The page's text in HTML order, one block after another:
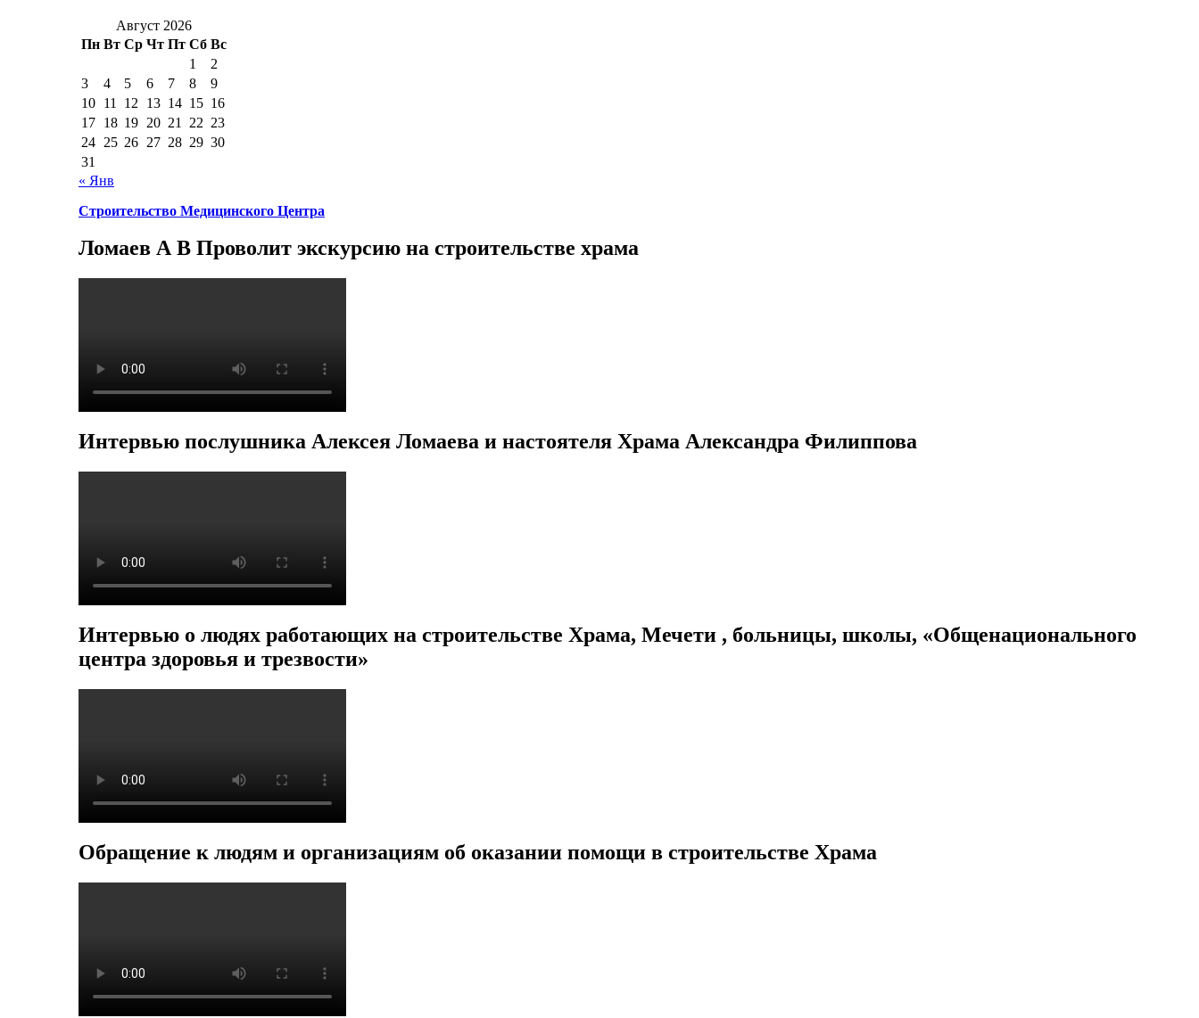
Август 2026
Пн Вт Ср Чт Пт Сб Вс
1
2
3
4 5 6 7 8
9
10 11 12 13 14 15 16
17 18 19 20 21 22 23
24 25 26 27 28 29 30
31
« Янв
Строительство Медицинского Центра
Ломаев А В Проволит экскурсию на строительстве храма
Интервью послушника Алексея Ломаева и настоятеля Храма Александра Филиппова
Интервью о людях работающих на строительстве Храма, Мечети , больницы, школы, «Общенационального
центра здоровья и трезвости»
Обращение к людям и организациям об оказании помощи в строительстве Храма